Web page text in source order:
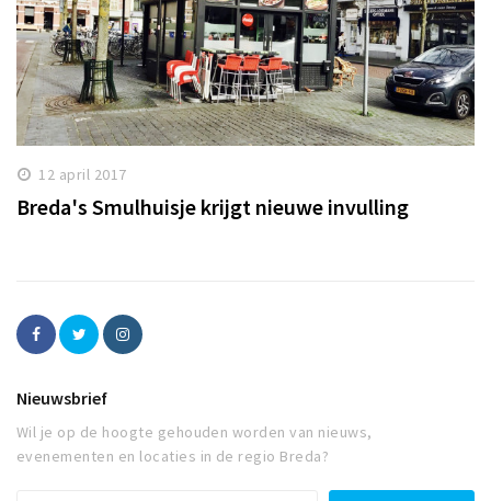
12 april 2017
Breda's Smulhuisje krijgt nieuwe invulling
Nieuwsbrief
Wil je op de hoogte gehouden worden van nieuws,
evenementen en locaties in de regio Breda?